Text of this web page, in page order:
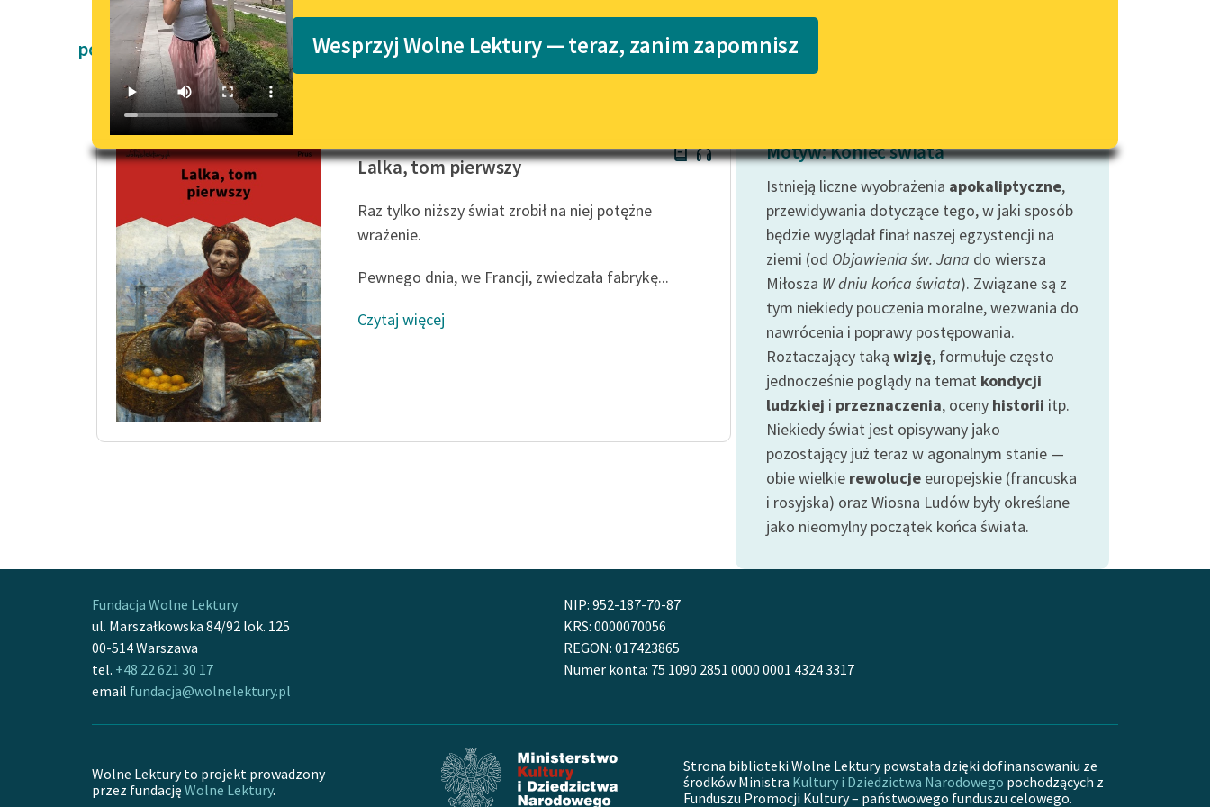
niepełnosprawnościami
E-kolekcja lektur szkolnych i
literatury do słuchania dla
uczennic i uczniów z
Feministyczne inspiracje.
Popularyzacja skandynawskiej
Katalog
Katalog w formacie PDF
wrażliwych
Deklaracja dostępności
Wesprzyj Wolne Lektury — teraz, zanim zapomnisz
powieści Bolesław Prus
Lalka, tom pierwszy
Raz tylko niższy świat zrobił na niej potężne
wrażenie.
Pewnego dnia, we Francji, zwiedzała fabrykę...
Czytaj więcej
Motyw: Koniec świata
Istnieją liczne wyobrażenia apokaliptyczne,
przewidywania dotyczące tego, w jaki sposób
będzie wyglądał finał naszej egzystencji na
ziemi (od Objawienia św. Jana do wiersza
Miłosza W dniu końca świata). Związane są z
tym niekiedy pouczenia moralne, wezwania do
nawrócenia i poprawy postępowania.
Roztaczający taką wizję, formułuje często
jednocześnie poglądy na temat kondycji
ludzkiej i przeznaczenia, oceny historii itp.
Niekiedy świat jest opisywany jako
pozostający już teraz w agonalnym stanie —
obie wielkie rewolucje europejskie (francuska
i rosyjska) oraz Wiosna Ludów były określane
jako nieomylny początek końca świata.
Fundacja Wolne Lektury
ul. Marszałkowska 84/92 lok. 125
00-514 Warszawa
tel. +48 22 621 30 17
email fundacja@wolnelektury.pl
NIP: 952-187-70-87
KRS: 0000070056
REGON: 017423865
Numer konta: 75 1090 2851 0000 0001 4324 3317
Wolne Lektury to projekt prowadzony
przez fundację Wolne Lektury.
Strona biblioteki Wolne Lektury powstała dzięki dofinansowaniu ze
środków Ministra Kultury i Dziedzictwa Narodowego pochodzących z
Funduszu Promocji Kultury – państwowego funduszu celowego.